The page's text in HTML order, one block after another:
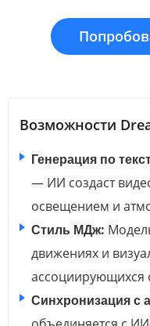
Возможности
Генерация по
— ИИ создаст
освещением и
Стиль МДж:
движениях и
ассоциирующихся
Синхронизация с